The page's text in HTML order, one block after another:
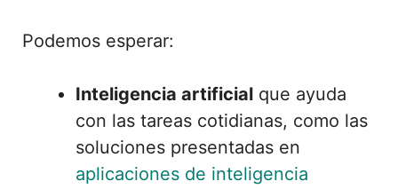
Podemos esperar:
Inteligencia artificial que ayuda
con las tareas cotidianas, como las
soluciones presentadas en
aplicaciones de inteligencia